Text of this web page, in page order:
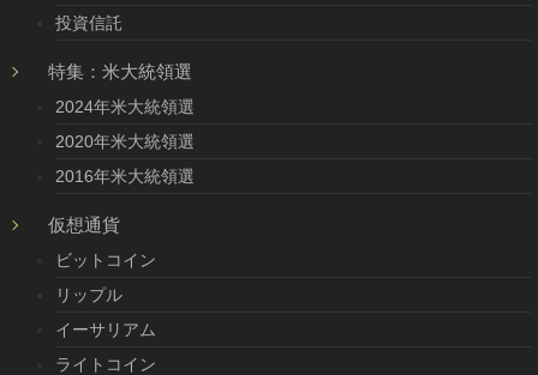
投資信託
特集：米大統領選
2024年米大統領選
2020年米大統領選
2016年米大統領選
仮想通貨
ビットコイン
リップル
イーサリアム
ライトコイン